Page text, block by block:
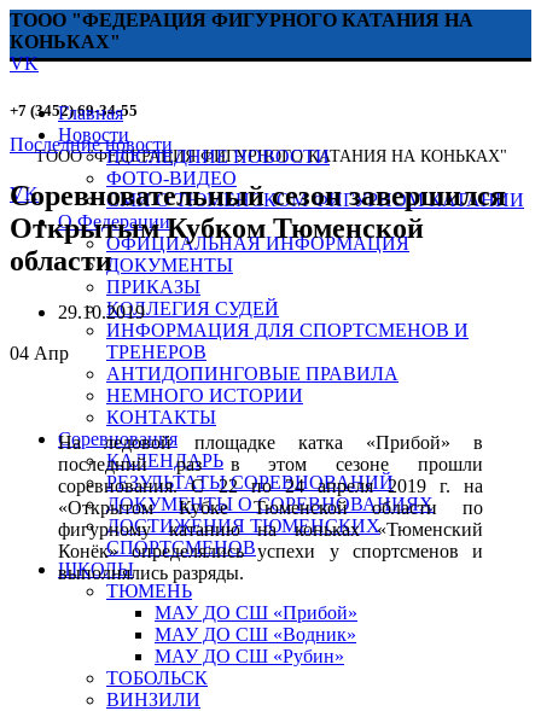
ТООО "ФЕДЕРАЦИЯ ФИГУРНОГО КАТАНИЯ НА
КОНЬКАХ"
VK
+7 (3452) 69-34-55
ТООО "ФЕДЕРАЦИЯ ФИГУРНОГО КАТАНИЯ НА КОНЬКАХ"
VK
Главная
Новости
ПОСЛЕДНИЕ НОВОСТИ
ФОТО-ВИДЕО
СМИ О ТЮМЕНСКОМ ФИГУРНОМ КАТАНИИ
О Федерации
ОФИЦИАЛЬНАЯ ИНФОРМАЦИЯ
ДОКУМЕНТЫ
ПРИКАЗЫ
КОЛЛЕГИЯ СУДЕЙ
ИНФОРМАЦИЯ ДЛЯ СПОРТСМЕНОВ И
ТРЕНЕРОВ
АНТИДОПИНГОВЫЕ ПРАВИЛА
НЕМНОГО ИСТОРИИ
КОНТАКТЫ
Соревнования
КАЛЕНДАРЬ
РЕЗУЛЬТАТЫ СОРЕВНОВАНИЙ
ДОКУМЕНТЫ О СОРЕВНОВАНИЯХ
ДОСТИЖЕНИЯ ТЮМЕНСКИХ
СПОРТСМЕНОВ
ШКОЛЫ
ТЮМЕНЬ
МАУ ДО СШ «Прибой»
МАУ ДО СШ «Водник»
МАУ ДО СШ «Рубин»
ТОБОЛЬСК
ВИНЗИЛИ
Последние новости
Соревновательный сезон завершился
Открытым Кубком Тюменской
области
29.10.2019
04 Апр
На ледовой площадке катка «Прибой» в
последний раз в этом сезоне прошли
соревнования. С 22 по 24 апреля 2019 г. на
«Открытом Кубке Тюменской области по
фигурному катанию на коньках «Тюменский
Конёк» определялись успехи у спортсменов и
выполнялись разряды.